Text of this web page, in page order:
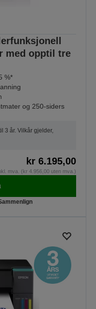
med opptil tre
%*
og 250-siders
3 år. Vilkår gjelder,
kr 6.195,00
mva. (kr 4.956,00 uten mva.)